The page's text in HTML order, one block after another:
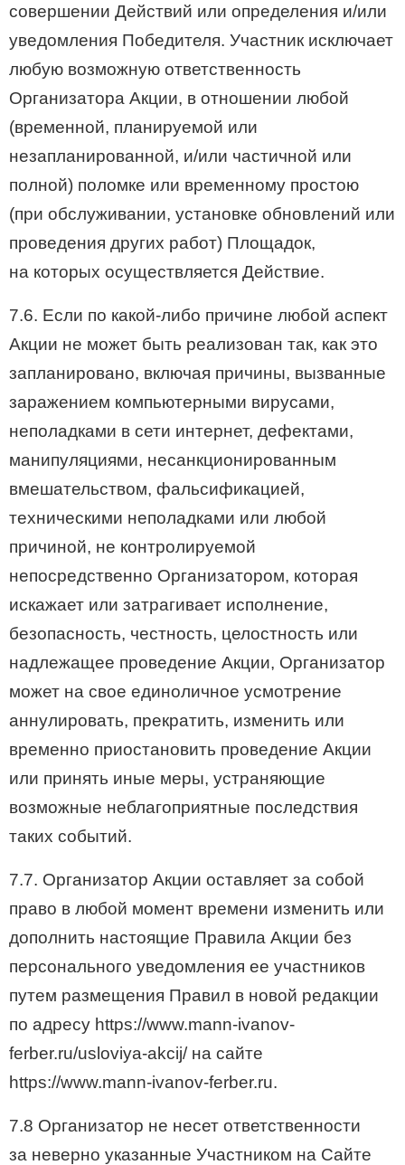
совершении Действий или определения и/или
уведомления Победителя. Участник исключает
любую возможную ответственность
Организатора Акции, в отношении любой
(временной, планируемой или
незапланированной, и/или частичной или
полной) поломке или временному простою
(при обслуживании, установке обновлений или
проведения других работ) Площадок,
на которых осуществляется Действие.
7.6. Если по какой-либо причине любой аспект
Акции не может быть реализован так, как это
запланировано, включая причины, вызванные
заражением компьютерными вирусами,
неполадками в сети интернет, дефектами,
манипуляциями, несанкционированным
вмешательством, фальсификацией,
техническими неполадками или любой
причиной, не контролируемой
непосредственно Организатором, которая
искажает или затрагивает исполнение,
безопасность, честность, целостность или
надлежащее проведение Акции, Организатор
может на свое единоличное усмотрение
аннулировать, прекратить, изменить или
временно приостановить проведение Акции
или принять иные меры, устраняющие
возможные неблагоприятные последствия
таких событий.
7.7. Организатор Акции оставляет за собой
право в любой момент времени изменить или
дополнить настоящие Правила Акции без
персонального уведомления ее участников
путем размещения Правил в новой редакции
по адресу https://www.mann-ivanov-
ferber.ru/usloviya-akcij/ на сайте
https://www.mann-ivanov-ferber.ru.
7.8 Организатор не несет ответственности
за неверно указанные Участником на Сайте